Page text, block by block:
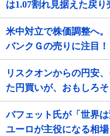
は1.07割れ見据えた戻り
米中対立で株価調整へ
バンクＧの売りに注目
リスクオンからの円安
た円買いが、おもしろそ
バフェット氏が「世界
ユーロが主役になる相場